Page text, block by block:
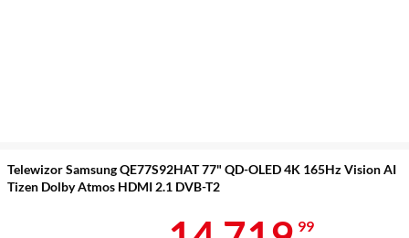
Telewizor Samsung QE77S92HAT 77" QD-OLED 4K 165Hz Vision AI
Tizen Dolby Atmos HDMI 2.1 DVB-T2
99